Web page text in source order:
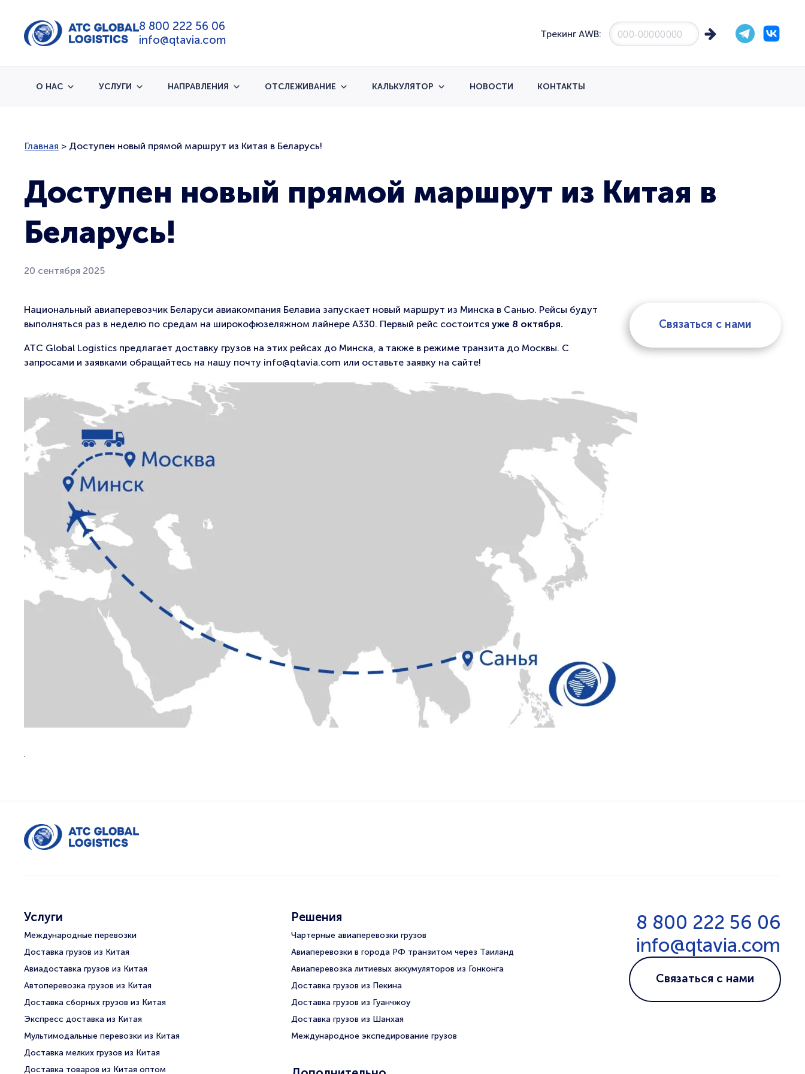
8 800 222 56 06
info@qtavia.com
Трекинг AWB:
О НАС УСЛУГИ НАПРАВЛЕНИЯ ОТСЛЕЖИВАНИЕ КАЛЬКУЛЯТОР НОВОСТИ КОНТАКТЫ
Главная > Доступен новый прямой маршрут из Китая в Беларусь!
Доступен новый прямой маршрут из Китая в
Беларусь!
20 сентября 2025
Национальный авиаперевозчик Беларуси авиакомпания Белавиа запускает новый маршрут из Минска в Санью. Рейсы будут
выполняться раз в неделю по средам на широкофюзеляжном лайнере А330. Первый рейс состоится уже 8 октября.
АТС Global Logistics предлагает доставку грузов на этих рейсах до Минска, а также в режиме транзита до Москвы. С
запросами и заявками обращайтесь на нашу почту info@qtavia.com или оставьте заявку на сайте!
Связаться с нами
Услуги
Международные перевозки
Доставка грузов из Китая
Авиадоставка грузов из Китая
Автоперевозка грузов из Китая
Доставка сборных грузов из Китая
Экспресс доставка из Китая
Мультимодальные перевозки из Китая
Доставка мелких грузов из Китая
Доставка товаров из Китая оптом
Решения
Чартерные авиаперевозки грузов
Авиаперевозки в города РФ транзитом через Таиланд
Авиаперевозка литиевых аккумуляторов из Гонконга
Доставка грузов из Пекина
Доставка грузов из Гуанчжоу
Доставка грузов из Шанхая
Международное экспедирование грузов
8 800 222 56 06
info@qtavia.com
Связаться с нами